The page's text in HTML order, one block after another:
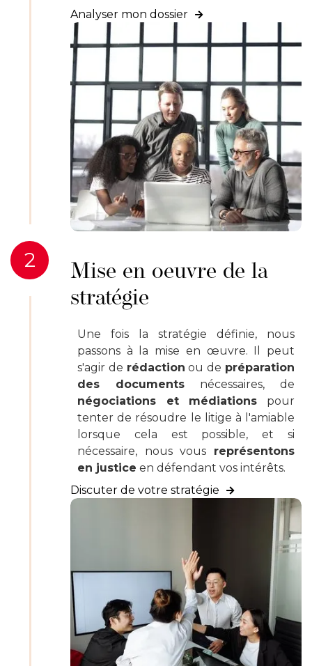
Analyser mon dossier

Mise en oeuvre de la
stratégie
Une fois la stratégie définie, nous
passons à la mise en œuvre. Il peut
s'agir de rédaction ou de préparation
des documents nécessaires, de
négociations et médiations pour
tenter de résoudre le litige à l'amiable
lorsque cela est possible, et si
nécessaire, nous vous représentons
en justice en défendant vos intérêts.
Discuter de votre stratégie

2